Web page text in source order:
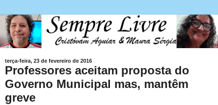
terça-feira, 23 de fevereiro de 2016
Professores aceitam proposta do
Governo Municipal mas, mantêm
greve